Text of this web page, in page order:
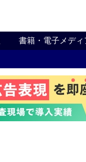
書籍・電子メディ